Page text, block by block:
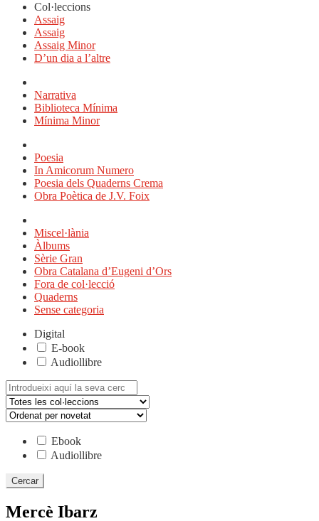
Col·leccions
Assaig
Assaig
Assaig Minor
D’un dia a l’altre
Narrativa
Biblioteca Mínima
Mínima Minor
Poesia
In Amicorum Numero
Poesia dels Quaderns Crema
Obra Poètica de J.V. Foix
Miscel·lània
Àlbums
Sèrie Gran
Obra Catalana d’Eugeni d’Ors
Fora de col·lecció
Quaderns
Sense categoria
Digital
E-book
Audiollibre
Cerca:
Ebook
Audiollibre
Mercè Ibarz